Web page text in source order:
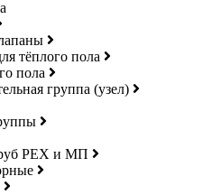
тёплого пола
пола
группа (узел)
РЕХ и МП